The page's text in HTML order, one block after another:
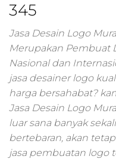
345
Jasa Desain Logo
Merupakan Pembuat
Nasional dan
jasa desainer logo
harga bersahabat?
Jasa Desain Logo
luar sana banyak
bertebaran, akan
jasa pembuatan logo